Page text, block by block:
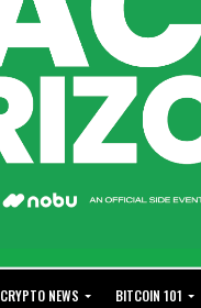
CRYPTO NEWS BITCOIN 101